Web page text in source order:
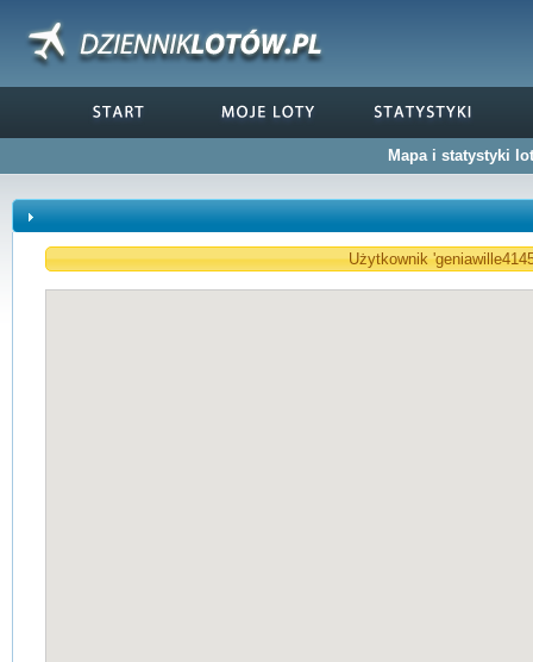
Mapa i statystyki
Użytkownik